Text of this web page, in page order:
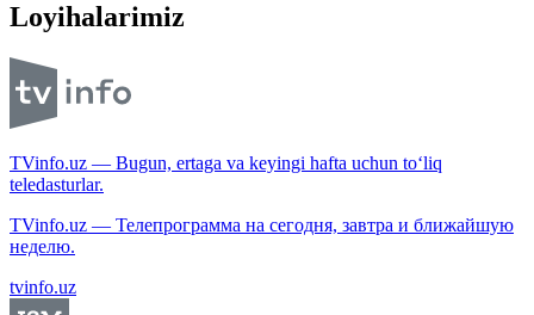
Loyihalarimiz
TVinfo.uz — Bugun, ertaga va keyingi hafta uchun to‘liq
teledasturlar.
TVinfo.uz — Телепрограмма на сегодня, завтра и ближайшую
неделю.
tvinfo.uz